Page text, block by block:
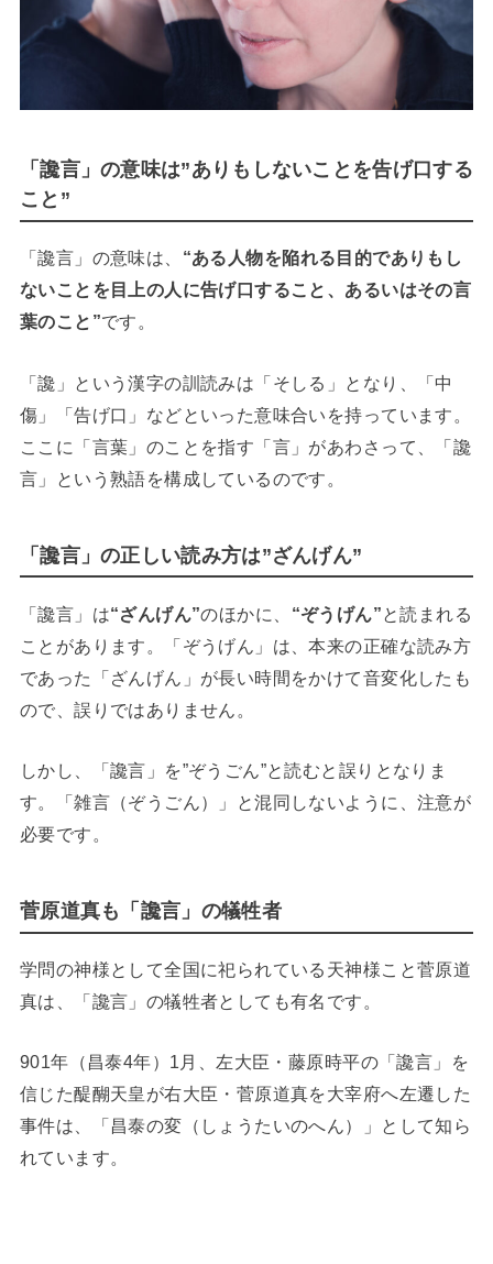
「讒言」の意味は”ありもしないことを告げ口する
こと”
「讒言」の意味は、 “ある人物を陥れる目的でありもし
ないことを目上の人に告げ口すること、あるいはその言
葉のこと”です。
「讒」という漢字の訓読みは「そしる」となり、「中
傷」「告げ口」などといった意味合いを持っています。
ここに「言葉」のことを指す「言」があわさって、「讒
言」という熟語を構成しているのです。
「讒言」の正しい読み方は”ざんげん”
「讒言」は“ざんげん”のほかに、 “ぞうげん” と読まれる
ことがあります。「ぞうげん」は、本来の正確な読み方
であった「ざんげん」が長い時間をかけて音変化したも
ので、誤りではありません。
しかし、「讒言」を”ぞうごん”と読むと誤りとなりま
す。「雑言（ぞうごん）」と混同しないように、注意が
必要です。
菅原道真も「讒言」の犠牲者
学問の神様として全国に祀られている天神様こと菅原道
真は、「讒言」の犠牲者としても有名です。
901年（昌泰4年）1月、左大臣・藤原時平の「讒言」を
信じた醍醐天皇が右大臣・菅原道真を大宰府へ左遷した
事件は、「昌泰の変（しょうたいのへん）」として知ら
れています。